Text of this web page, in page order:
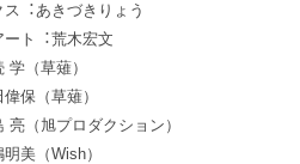
︓あきづきりょう
ト︓荒⽊宏⽂
学（草薙）
保（草薙）
亮（旭プロダクション）
美（Wish）